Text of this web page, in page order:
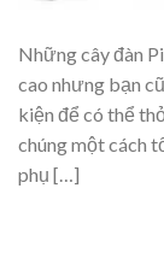
Những cây đàn
cao nhưng bạn
kiện để có thể
chúng một cách
phụ […]